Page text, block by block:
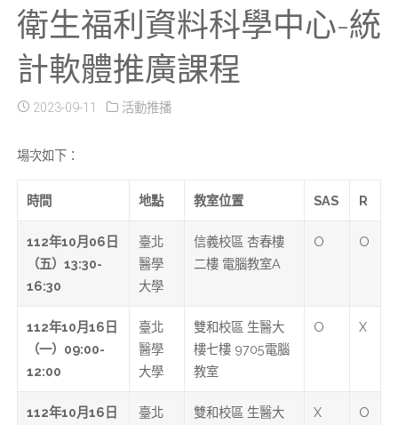
衛生福利資料科學中心-統
計軟體推廣課程
2023-09-11 活動推播
場次如下：
時間 地點 教室位置 SAS R
112年10月06日
（五）13:30-
16:30
臺北
醫學
大學
信義校區 杏春樓
二樓 電腦教室A
O O
112年10月16日
（一）09:00-
12:00
臺北
醫學
大學
雙和校區 生醫大
樓七樓 9705電腦
教室
O X
112年10月16日
臺北
雙和校區 生醫大
X O